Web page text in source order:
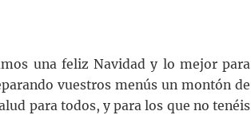
una feliz Navidad y lo mejor para
vuestros menús un montón de
para todos, y para los que no tenéis